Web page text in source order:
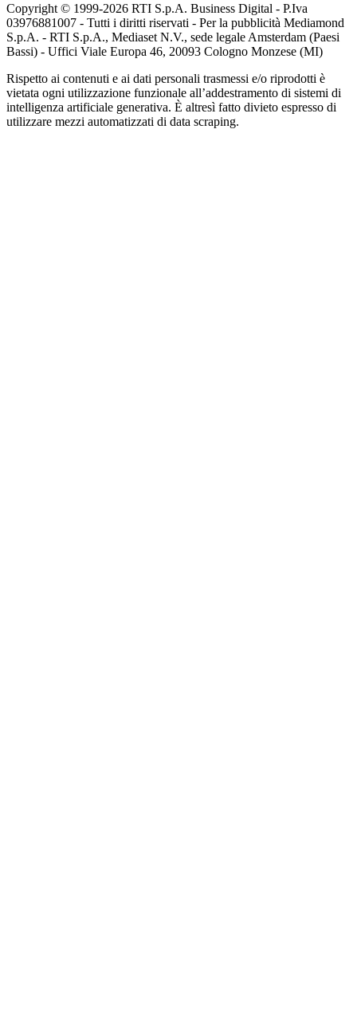
Copyright © 1999-2026 RTI S.p.A. Business Digital - P.Iva
03976881007 - Tutti i diritti riservati - Per la pubblicità Mediamond
S.p.A. - RTI S.p.A., Mediaset N.V., sede legale Amsterdam (Paesi
Bassi) - Uffici Viale Europa 46, 20093 Cologno Monzese (MI)
Rispetto ai contenuti e ai dati personali trasmessi e/o riprodotti è
vietata ogni utilizzazione funzionale all’addestramento di sistemi di
intelligenza artificiale generativa. È altresì fatto divieto espresso di
utilizzare mezzi automatizzati di data scraping.